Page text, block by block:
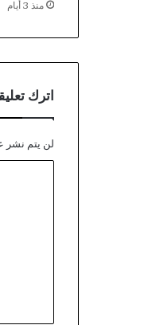
منذ 3 أيام
اترك
لن يتم نشر